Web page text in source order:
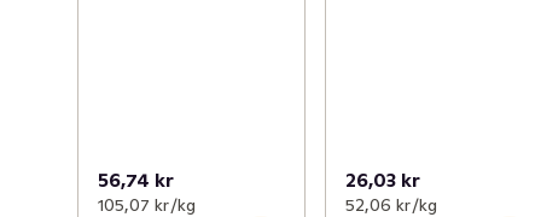
56,74 kr
105,07 kr /kg
26,03 kr
52,06 kr /kg